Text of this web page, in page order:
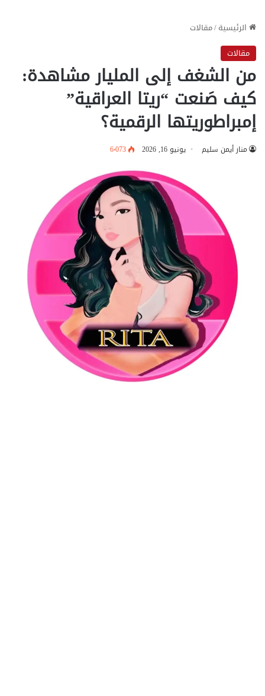
الرئيسية/مقالات
مقالات
من الشغف إلى المليار مشاهدة:
كيف صَنعت “ريتا العراقية”
إمبراطوريتها الرقمية؟
منار أيمن سليم يونيو 16, 2026 6٬073